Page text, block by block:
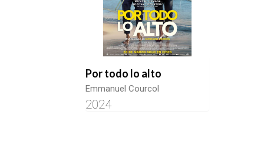
Por todo lo alto
Emmanuel Courcol
2024